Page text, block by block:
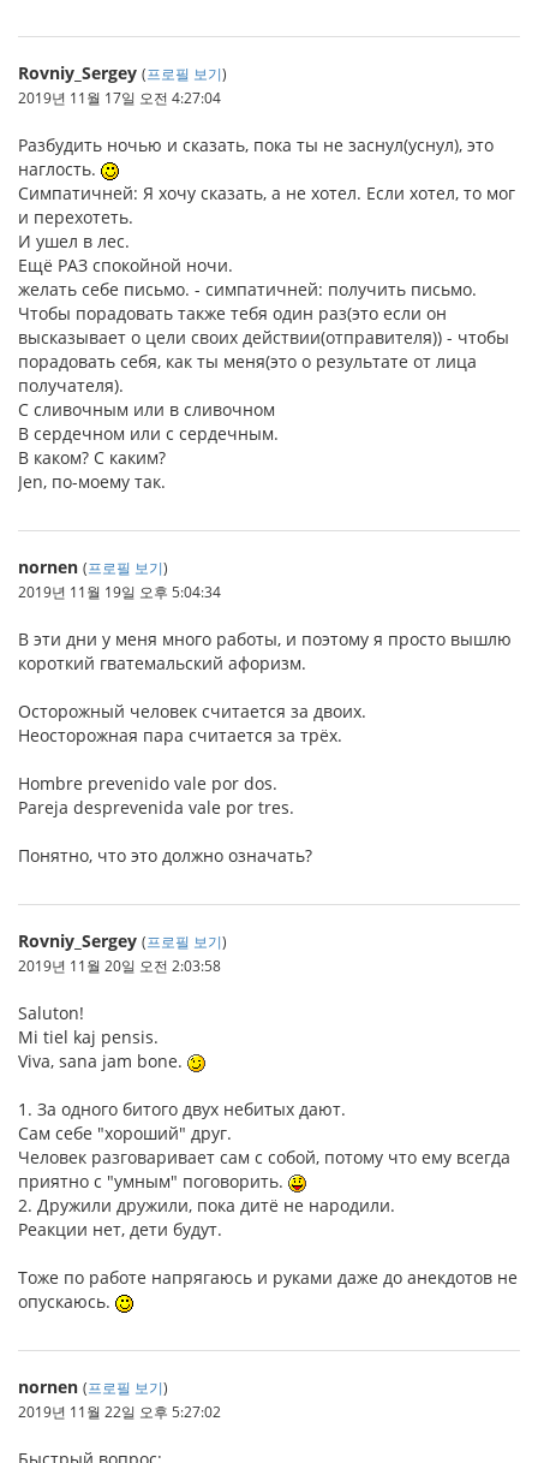
Rovniy_Sergey (프로필 보기)
2019년 11월 17일 오전 4:27:04
Разбудить ночью и сказать, пока ты не заснул(уснул), это
наглость.
Симпатичней: Я хочу сказать, а не хотел. Если хотел, то мог
и перехотеть.
И ушел в лес.
Ещё РАЗ спокойной ночи.
желать себе письмо. - симпатичней: получить письмо.
Чтобы порадовать также тебя один раз(это если он
высказывает о цели своих действии(отправителя)) - чтобы
порадовать себя, как ты меня(это о результате от лица
получателя).
С сливочным или в сливочном
В сердечном или с сердечным.
В каком? С каким?
Jen, по-моему так.
nornen (프로필 보기)
2019년 11월 19일 오후 5:04:34
В эти дни у меня много работы, и поэтому я просто вышлю
короткий гватемальский афоризм.
Осторожный человек считается за двоих.
Неосторожная пара считается за трёх.
Hombre prevenido vale por dos.
Pareja desprevenida vale por tres.
Понятно, что это должно означать?
Rovniy_Sergey (프로필 보기)
2019년 11월 20일 오전 2:03:58
Saluton!
Mi tiel kaj pensis.
Viva, sana jam bone.
1. За одного битого двух небитых дают.
Сам себе "хороший" друг.
Человек разговаривает сам с собой, потому что ему всегда
приятно с "умным" поговорить.
2. Дружили дружили, пока дитё не народили.
Реакции нет, дети будут.
Тоже по работе напрягаюсь и руками даже до анекдотов не
опускаюсь.
nornen (프로필 보기)
2019년 11월 22일 오후 5:27:02